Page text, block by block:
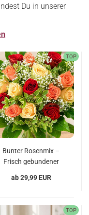
Du in unserer
TOP
Bunter Rosenmix –
Frisch gebundener
Anlass
ab 29,99 EUR
TOP